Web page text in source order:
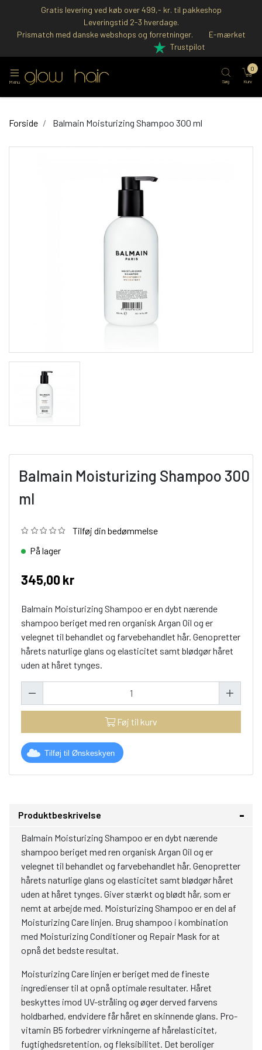
Gratis levering ved køb over 499,- kr. til pakkeshop
Leveringstid 2-3 hverdage.
Prismatch med danske webshops og forretninger.
E-mærket
Trustpilot
Menu Søg Kurv
0
Forside Balmain Moisturizing Shampoo 300 ml
Balmain Moisturizing Shampoo 300
ml
Tilføj din bedømmelse
På lager
345,00 kr
Balmain Moisturizing Shampoo er en dybt nærende
shampoo beriget med ren organisk Argan Oil og er
velegnet til behandlet og farvebehandlet hår. Genopretter
hårets naturlige glans og elasticitet samt blødgør håret
uden at håret tynges.
Føj til kurv
Tilføj til Ønskeskyen
Produktbeskrivelse
Balmain Moisturizing Shampoo er en dybt nærende
shampoo beriget med ren organisk Argan Oil og er
velegnet til behandlet og farvebehandlet hår. Genopretter
hårets naturlige glans og elasticitet samt blødgør håret
uden at håret tynges. Giver stærkt og blødt hår, som er
nemt at arbejde med. Moisturizing Shampoo er en del af
Moisturizing Care linjen. Brug shampoo i kombination
med Moisturizing Conditioner og Repair Mask for at
opnå det bedste resultat.
Moisturizing Care linjen er beriget med de fineste
ingredienser til at opnå optimale resultater. Håret
beskyttes imod UV-stråling og øger derved farvens
holdbarhed, endvidere får håret en skinnende glans. Pro-
vitamin B5 forbedrer virkningerne af hårelasticitet,
fugtighedsretention, og fleksibilitet. Det beroliger